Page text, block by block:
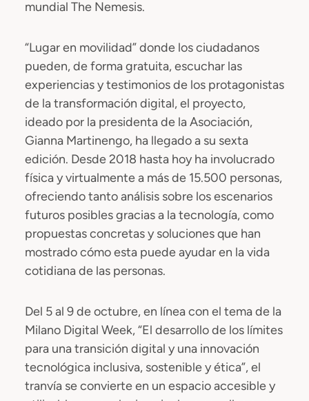
mundial The Nemesis.
“Lugar en movilidad” donde los ciudadanos
pueden, de forma gratuita, escuchar las
experiencias y testimonios de los protagonistas
de la transformación digital, el proyecto,
ideado por la presidenta de la Asociación,
Gianna Martinengo, ha llegado a su sexta
edición. Desde 2018 hasta hoy ha involucrado
física y virtualmente a más de 15.500 personas,
ofreciendo tanto análisis sobre los escenarios
futuros posibles gracias a la tecnología, como
propuestas concretas y soluciones que han
mostrado cómo esta puede ayudar en la vida
cotidiana de las personas.
Del 5 al 9 de octubre, en línea con el tema de la
Milano Digital Week, “El desarrollo de los límites
para una transición digital y una innovación
tecnológica inclusiva, sostenible y ética”, el
tranvía se convierte en un espacio accesible y